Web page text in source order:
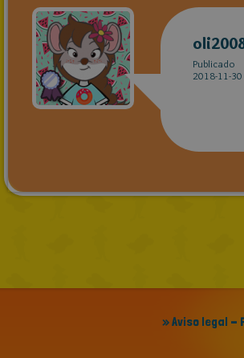
Publicado
2018-11-30
» Aviso legal -